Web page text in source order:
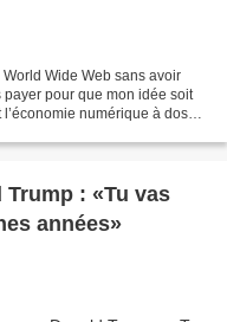
World Wide Web sans avoir
pour que mon idée soit
numérique à dos
: «Tu vas
années»